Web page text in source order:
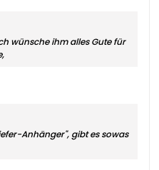
wünsche ihm alles Gute für
Anhänger", gibt es sowas